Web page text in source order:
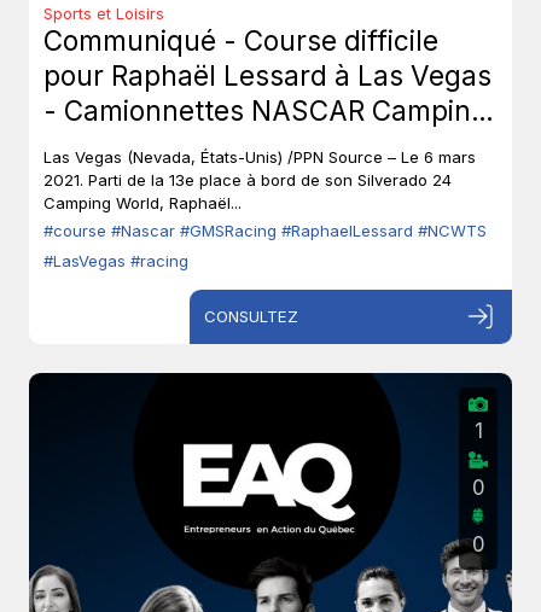
Sports et Loisirs
Communiqué - Course difficile
pour Raphaël Lessard à Las Vegas
- Camionnettes NASCAR Camping
World (NCWTS)
Las Vegas (Nevada, États-Unis) /PPN Source – Le 6 mars
2021. Parti de la 13e place à bord de son Silverado 24
Camping World, Raphaël...
#course #Nascar #GMSRacing #RaphaelLessard #NCWTS
#LasVegas #racing
CONSULTEZ
1
0
0